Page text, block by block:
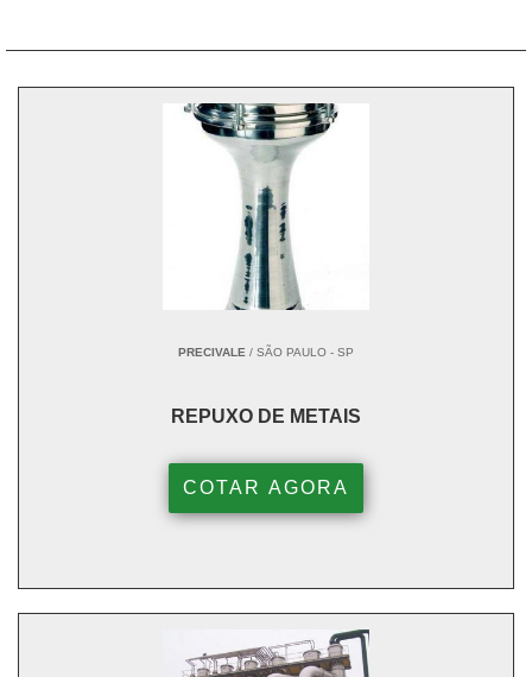
PRECIVALE / SÃO PAULO - SP
REPUXO DE METAIS
COTAR AGORA